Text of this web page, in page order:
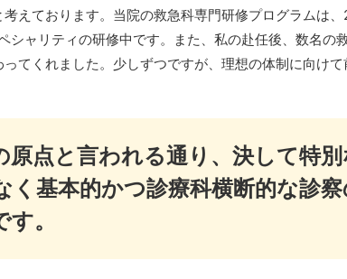
えております。当院の救急科専門研修プログラムは
シャリティの研修中です。また、私の赴任後、数名の
てくれました。少しずつですが、理想の体制に向けて
原点と言われる通り、決して特別
く基本的かつ診療科横断的な診
。